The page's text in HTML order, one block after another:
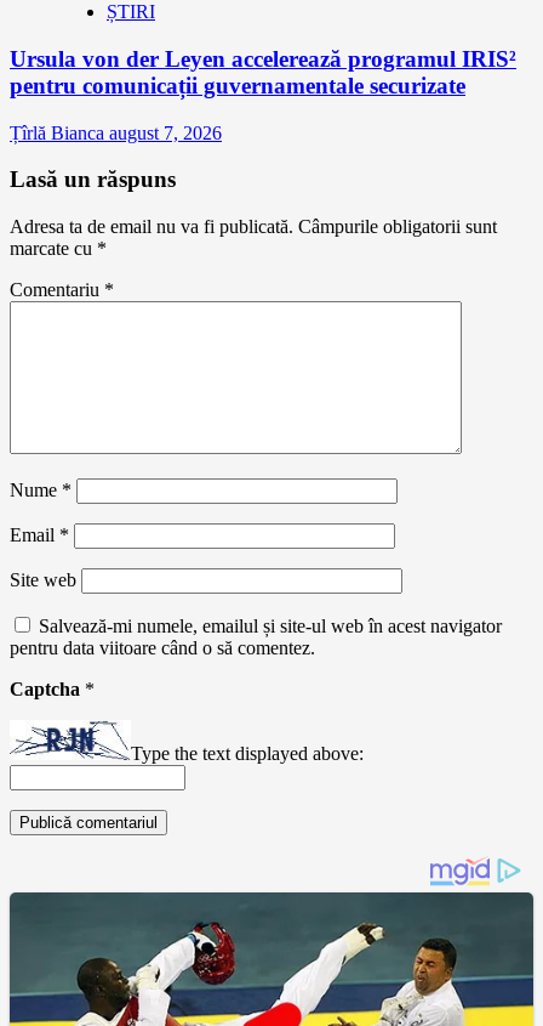
ȘTIRI
Ursula von der Leyen accelerează programul IRIS²
pentru comunicații guvernamentale securizate
Țîrlă Bianca august 7, 2026
Lasă un răspuns
Adresa ta de email nu va fi publicată. Câmpurile obligatorii sunt
marcate cu *
Comentariu *
Nume *
Email *
Site web
Salvează-mi numele, emailul și site-ul web în acest navigator
pentru data viitoare când o să comentez.
Captcha *
Type the text displayed above: